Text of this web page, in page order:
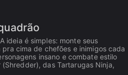
ideia é simples: monte seus
cima de chefões e inimigos cada
insano e combate estilo
das Tartarugas Ninja,